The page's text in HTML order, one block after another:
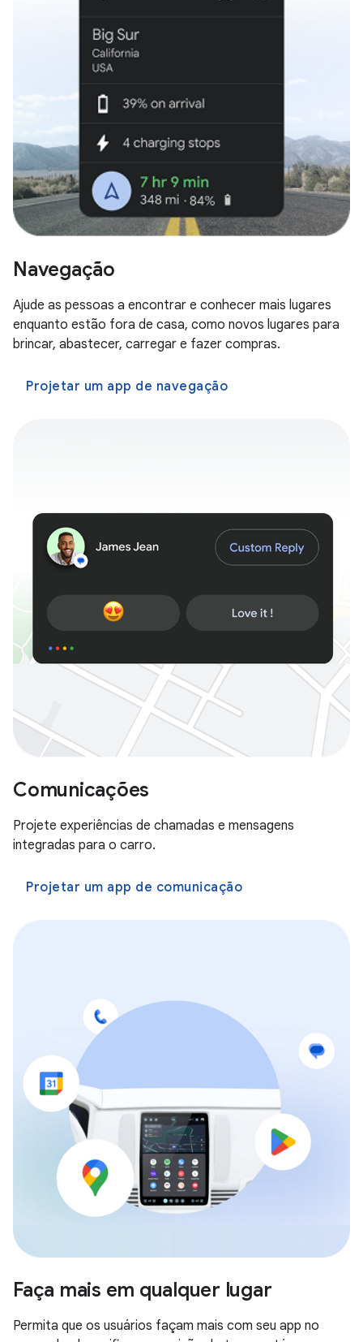
Navegação
Ajude as pessoas a encontrar e conhecer mais lugares
enquanto estão fora de casa, como novos lugares para
brincar, abastecer, carregar e fazer compras.
Projetar um app de navegação
Comunicações
Projete experiências de chamadas e mensagens
integradas para o carro.
Projetar um app de comunicação
Faça mais em qualquer lugar
Permita que os usuários façam mais com seu app no